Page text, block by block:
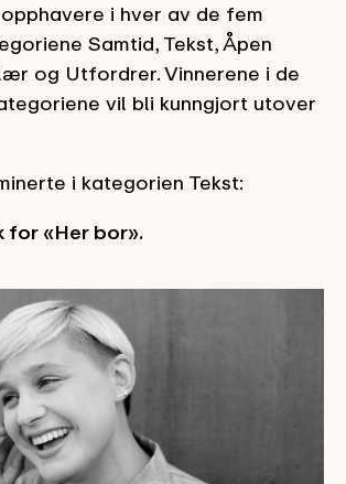
i hver av de fem
Samtid, Tekst, Åpen
og Utfordrer. Vinnerene i de
vil bli kunngjort utover
i kategorien Tekst:
for «Her bor».